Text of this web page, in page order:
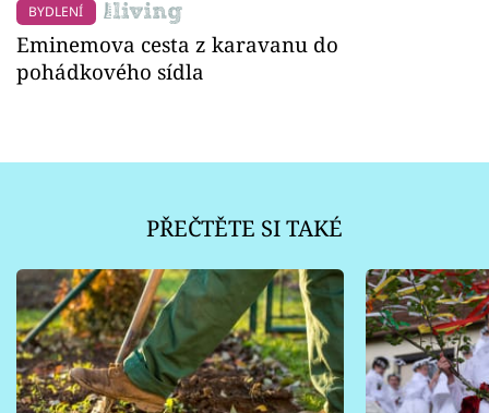
BYDLENÍ
Eminemova cesta z karavanu do
pohádkového sídla
PŘEČTĚTE SI TAKÉ